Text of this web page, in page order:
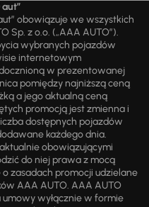
obowiązuje we wszystkich
Sp. z o.o. („AAA AUTO”).
wybranych pojazdów
internetowym
w prezentowanej
pomiędzy najniższą ceną
a jego aktualną ceną
promocją jest zmienna i
dostępnych pojazdów
każdego dnia.
obowiązującymi
do niej prawa z mocą
zasadach promocji udzielane
AAA AUTO. AAA AUTO
wyłącznie w formie